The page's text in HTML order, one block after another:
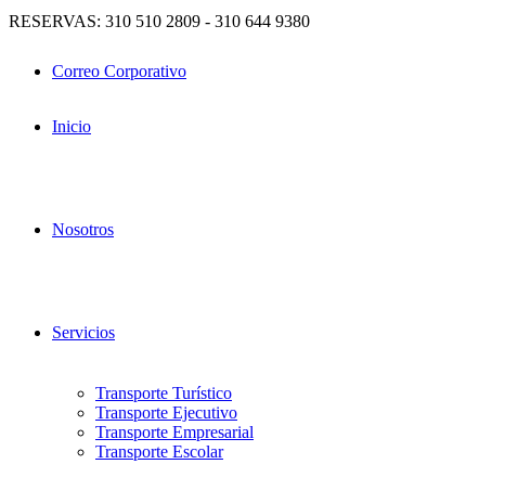
RESERVAS: 310 510 2809 - 310 644 9380
Correo Corporativo
Inicio
Nosotros
Servicios
Transporte Turístico
Transporte Ejecutivo
Transporte Empresarial
Transporte Escolar